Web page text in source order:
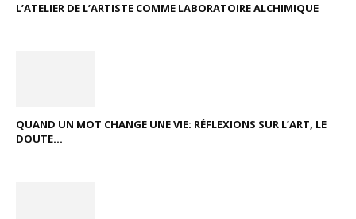
L’ATELIER DE L’ARTISTE COMME LABORATOIRE ALCHIMIQUE
QUAND UN MOT CHANGE UNE VIE: RÉFLEXIONS SUR L’ART, LE
DOUTE...